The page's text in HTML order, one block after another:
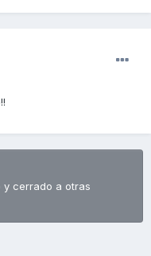
y cerrado a otras